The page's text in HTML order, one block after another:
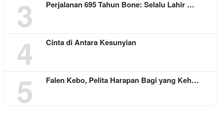
3 Perjalanan 695 Tahun Bone: Selalu Lahir …
4 Cinta di Antara Kesunyian
5 Falen Kebo, Pelita Harapan Bagi yang Keh…